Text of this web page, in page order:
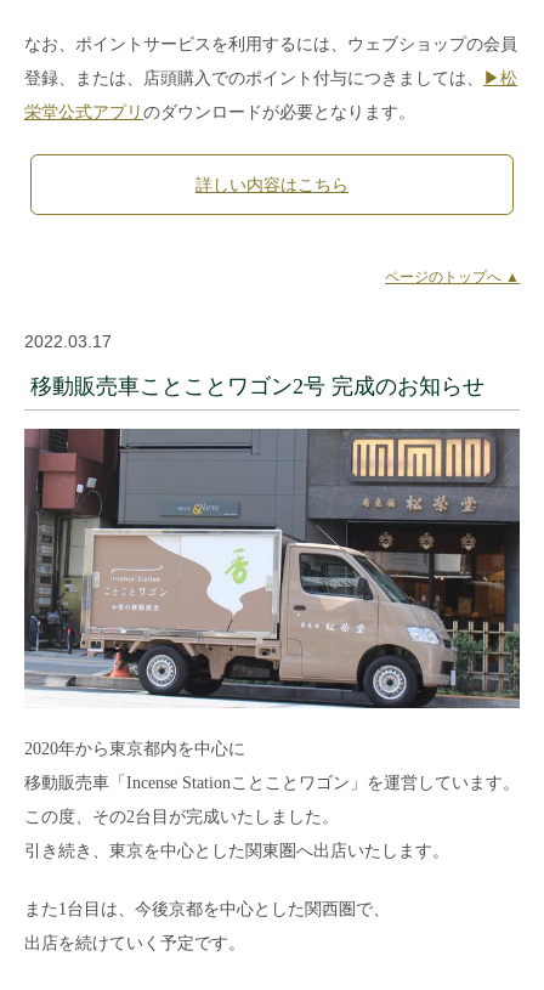
なお、ポイントサービスを利用するには、ウェブショップの会員
登録、または、店頭購入でのポイント付与につきましては、
▶︎松
栄堂公式アプリ のダウンロードが必要となります。
詳しい内容はこちら
ページのトップへ ▲
2022.03.17
移動販売車ことことワゴン2号 完成のお知らせ
2020年から東京都内を中心に
移動販売車「Incense Stationことことワゴン」を運営しています。
この度、その2台目が完成いたしました。
引き続き、東京を中心とした関東圏へ出店いたします。
また1台目は、今後京都を中心とした関西圏で、
出店を続けていく予定です。